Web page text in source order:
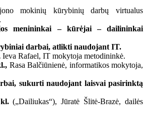
mokinių kūrybinių darbų virtualus
menininkai – kūrėjai – dailininkai
darbai, atlikti naudojant IT.
Ieva Rafael, IT mokytoja metodininkė.
Rasa Balčiūnienė, informatikos mokytoja,
sukurti naudojant laisvai pasirinktą
kl.(„Dailiukas“), Jūratė Šlitė-Brazė, dailės